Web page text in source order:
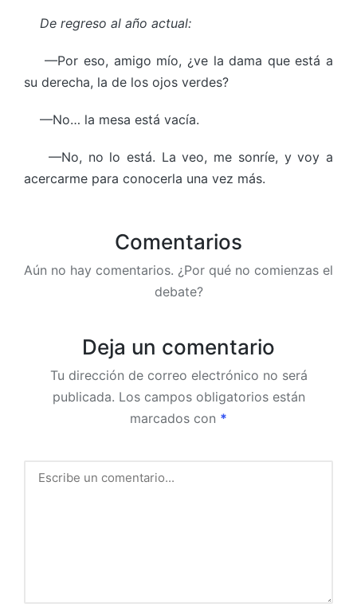
De regreso al año actual:
—Por eso, amigo mío, ¿ve la dama que está a
su derecha, la de los ojos verdes?
—No… la mesa está vacía.
—No, no lo está. La veo, me sonríe, y voy a
acercarme para conocerla una vez más.
Comentarios
Aún no hay comentarios. ¿Por qué no comienzas el
debate?
Deja un comentario
Tu dirección de correo electrónico no será
publicada. Los campos obligatorios están
marcados con *